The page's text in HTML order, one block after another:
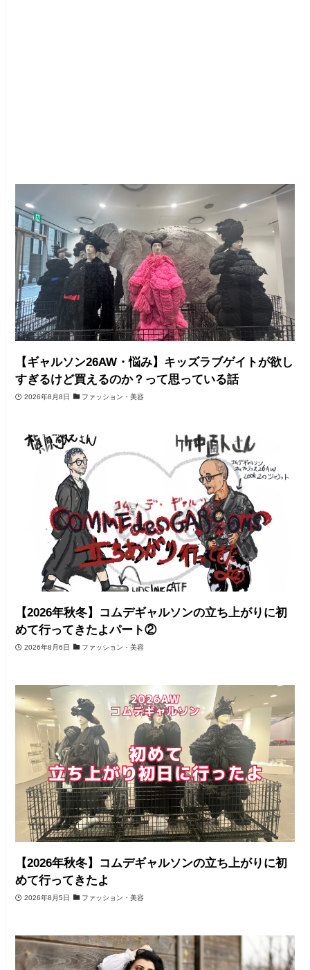
【ギャルソン26AW・悩み】キッズラブゲイトが欲し
すぎるけど買えるのか？って思っている話
2026年8月8日 ファッション・美容
【2026年秋冬】コムデギャルソンの立ち上がりに初
めて行ってきたよパート②
2026年8月6日 ファッション・美容
【2026年秋冬】コムデギャルソンの立ち上がりに初
めて行ってきたよ
2026年8月5日 ファッション・美容